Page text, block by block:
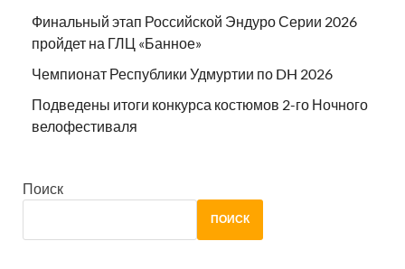
Финальный этап Российской Эндуро Серии 2026
пройдет на ГЛЦ «Банное»
Чемпионат Республики Удмуртии по DH 2026
Подведены итоги конкурса костюмов 2-го Ночного
велофестиваля
Поиск
ПОИСК